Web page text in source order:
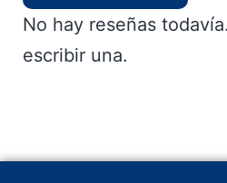
No hay reseñas
escribir una.